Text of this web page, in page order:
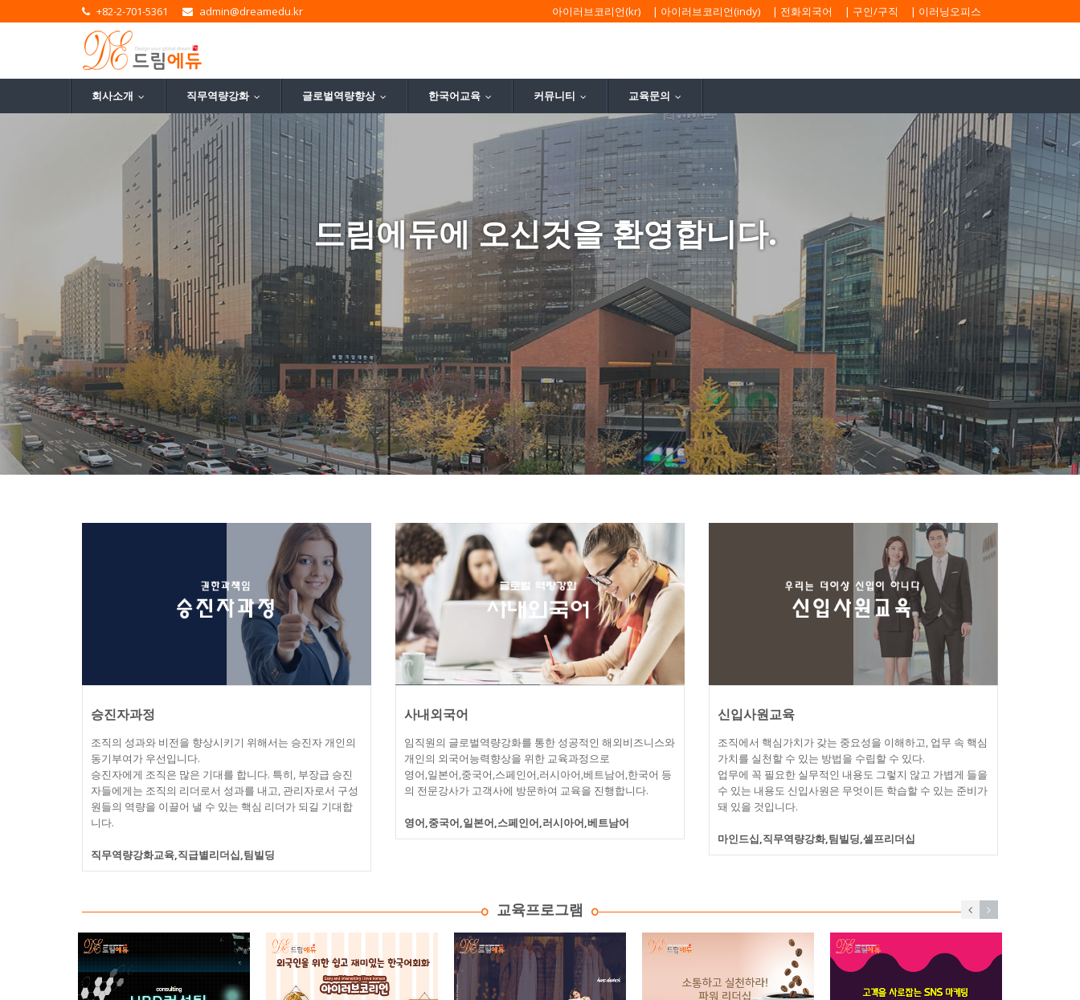
+82-2-701-5361 admin@dreamedu.kr 아이러브코리언(kr) | 아이러브코리언(indy) | 전화외국어 | 구인/구직 | 이러닝오피스
회사소개 직무역량강화 글로벌역량향상 한국어교육 커뮤니티 교육문의
드림에듀에 오신것을 환영합니다.
승진자과정
조직의 성과와 비전을 향상시키기 위해서는 승진자 개인의
동기부여가 우선입니다.
승진자에게 조직은 많은 기대를 합니다. 특히, 부장급 승진
자들에게는 조직의 리더로서 성과를 내고, 관리자로서 구성
원들의 역량을 이끌어 낼 수 있는 핵심 리더가 되길 기대합
니다.
직무역량강화교육,직급별리더십,팀빌딩
사내외국어
임직원의 글로벌역량강화를 통한 성공적인 해외비즈니스와
개인의 외국어능력향상을 위한 교육과정으로
영어,일본어,중국어,스페인어,러시아어,베트남어,한국어 등
의 전문강사가 고객사에 방문하여 교육을 진행합니다.
영어,중국어,일본어,스페인어,러시아어,베트남어
신입사원교육
조직에서 핵심가치가 갖는 중요성을 이해하고, 업무 속 핵심
가치를 실천할 수 있는 방법을 수립할 수 있다.
업무에 꼭 필요한 실무적인 내용도 그렇지 않고 가볍게 들을
수 있는 내용도 신입사원은 무엇이든 학습할 수 있는 준비가
돼 있을 것입니다.
마인드십,직무역량강화,팀빌딩,셀프리더십
교육프로그램